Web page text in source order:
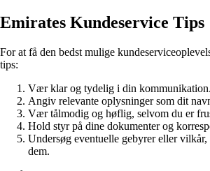
Emirates Kundeservice Tips
For at få den bedst mulige
tips:
Vær klar og tydelig i din kommunikation.
Angiv relevante oplysninger som dit
Vær tålmodig og høflig, selvom du er
Hold styr på dine dokumenter og
Undersøg eventuelle gebyrer eller
dem.